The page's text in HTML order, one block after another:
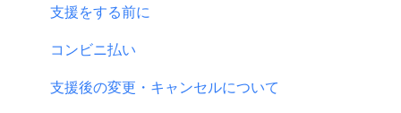
支援をする前に
コンビニ払い
支援後の変更・キャンセルについて